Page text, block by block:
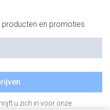
en promoties
u zich in voor onze